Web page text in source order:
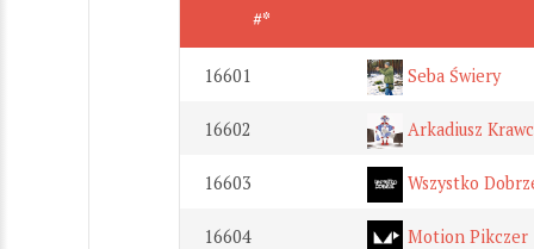
#*
16601 Seba Świery
16602 Arkadiusz
16603 Wszystko
16604 Motion Pikczer